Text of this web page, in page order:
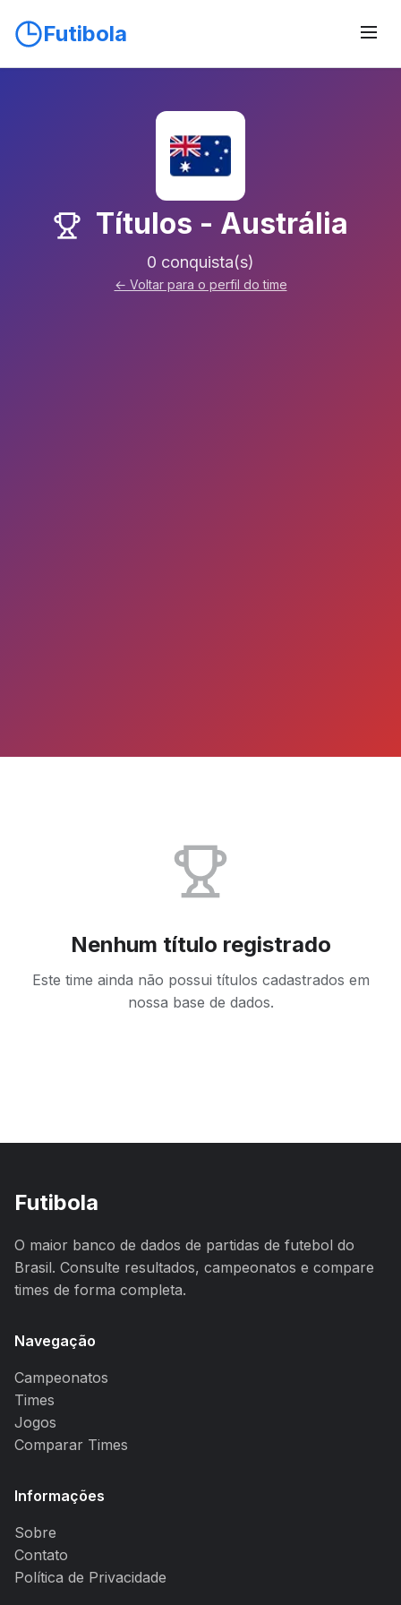
Futibola
Títulos - Austrália
0 conquista(s)
← Voltar para o perfil do time
Nenhum título registrado
Este time ainda não possui títulos cadastrados em
nossa base de dados.
Futibola
O maior banco de dados de partidas de futebol do
Brasil. Consulte resultados, campeonatos e compare
times de forma completa.
Navegação
Campeonatos
Times
Jogos
Comparar Times
Informações
Sobre
Contato
Política de Privacidade